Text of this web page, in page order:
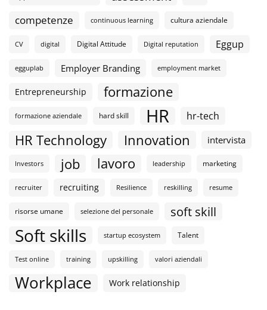
competenze continuous learning cultura aziendale
CV digital Digital Attitude Digital reputation Eggup
egguplab Employer Branding employment market
Entrepreneurship formazione
formazione aziendale hard skill HR hr-tech
HR Technology Innovation intervista
Investors job lavoro leadership marketing
recruiter recruiting Resilience reskilling resume
risorse umane selezione del personale soft skill
Soft skills startup ecosystem Talent
Test online training upskilling valori aziendali
Workplace Work relationship